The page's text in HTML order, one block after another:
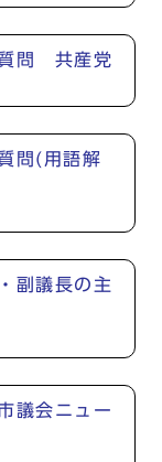
問 共産党
問(用語解
副議長の主
議会ニュー